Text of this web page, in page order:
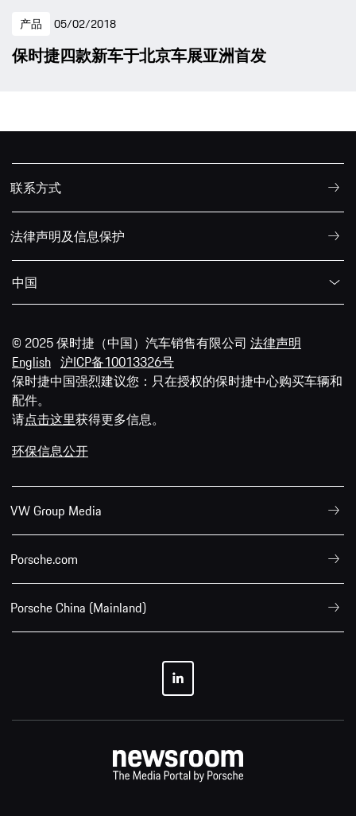
产品 05/02/2018
保时捷四款新车于北京车展亚洲首发
联系方式
法律声明及信息保护
中国
© 2025 保时捷（中国）汽车销售有限公司 法律声明
English 沪ICP备10013326号
保时捷中国强烈建议您：只在授权的保时捷中心购买车辆和
配件。
请点击这里获得更多信息。
环保信息公开
VW Group Media
Porsche.com
Porsche China (Mainland)